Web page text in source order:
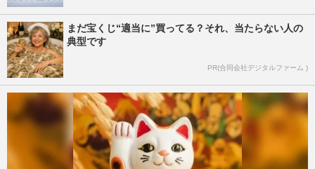
まだ宝くじ“適当に”買ってる？それ、当たらない人の
典型です
PR(合同会社デジタルファーム )